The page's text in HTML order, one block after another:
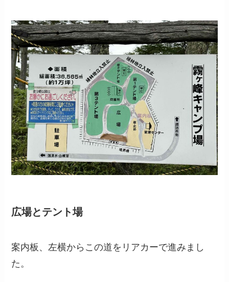
広場とテント場
案内板、左横からこの道をリアカーで進みまし
た。